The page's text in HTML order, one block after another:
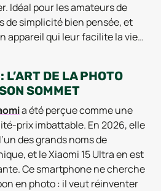
Idéal pour les amateurs de
de simplicité bien pensée, et
appareil qui leur facilite la vie…
DE LA PHOTO
SOMMET
a été perçue comme une
prix imbattable. En 2026, elle
des grands noms de
et le Xiaomi 15 Ultra en est
Ce smartphone ne cherche
en photo : il veut réinventer